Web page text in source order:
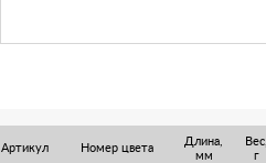
Артикул Номер цвета
Длина,
мм
Вес,
г